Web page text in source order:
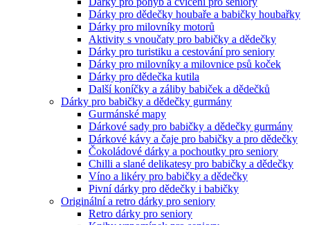
Dárky pro dědečky houbaře a babičky houbařky
Dárky pro milovníky motorů
Aktivity s vnoučaty pro babičky a dědečky
Dárky pro turistiku a cestování pro seniory
Dárky pro milovníky a milovnice psů koček
Dárky pro dědečka kutila
Další koníčky a záliby babiček a dědečků
Dárky pro babičky a dědečky gurmány
Gurmánské mapy
Dárkové sady pro babičky a dědečky gurmány
Dárkové kávy a čaje pro babičky a pro dědečky
Čokoládové dárky a pochoutky pro seniory
Chilli a slané delikatesy pro babičky a dědečky
Víno a likéry pro babičky a dědečky
Pivní dárky pro dědečky i babičky
Originální a retro dárky pro seniory
Retro dárky pro seniory